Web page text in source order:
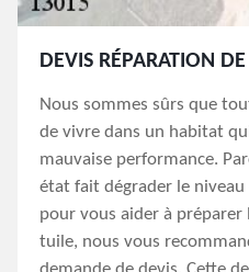
DEVIS RÉPARATION
Nous sommes sûrs que
de vivre dans un habitat
mauvaise performance.
état fait dégrader le
pour vous aider à
tuile, nous vous